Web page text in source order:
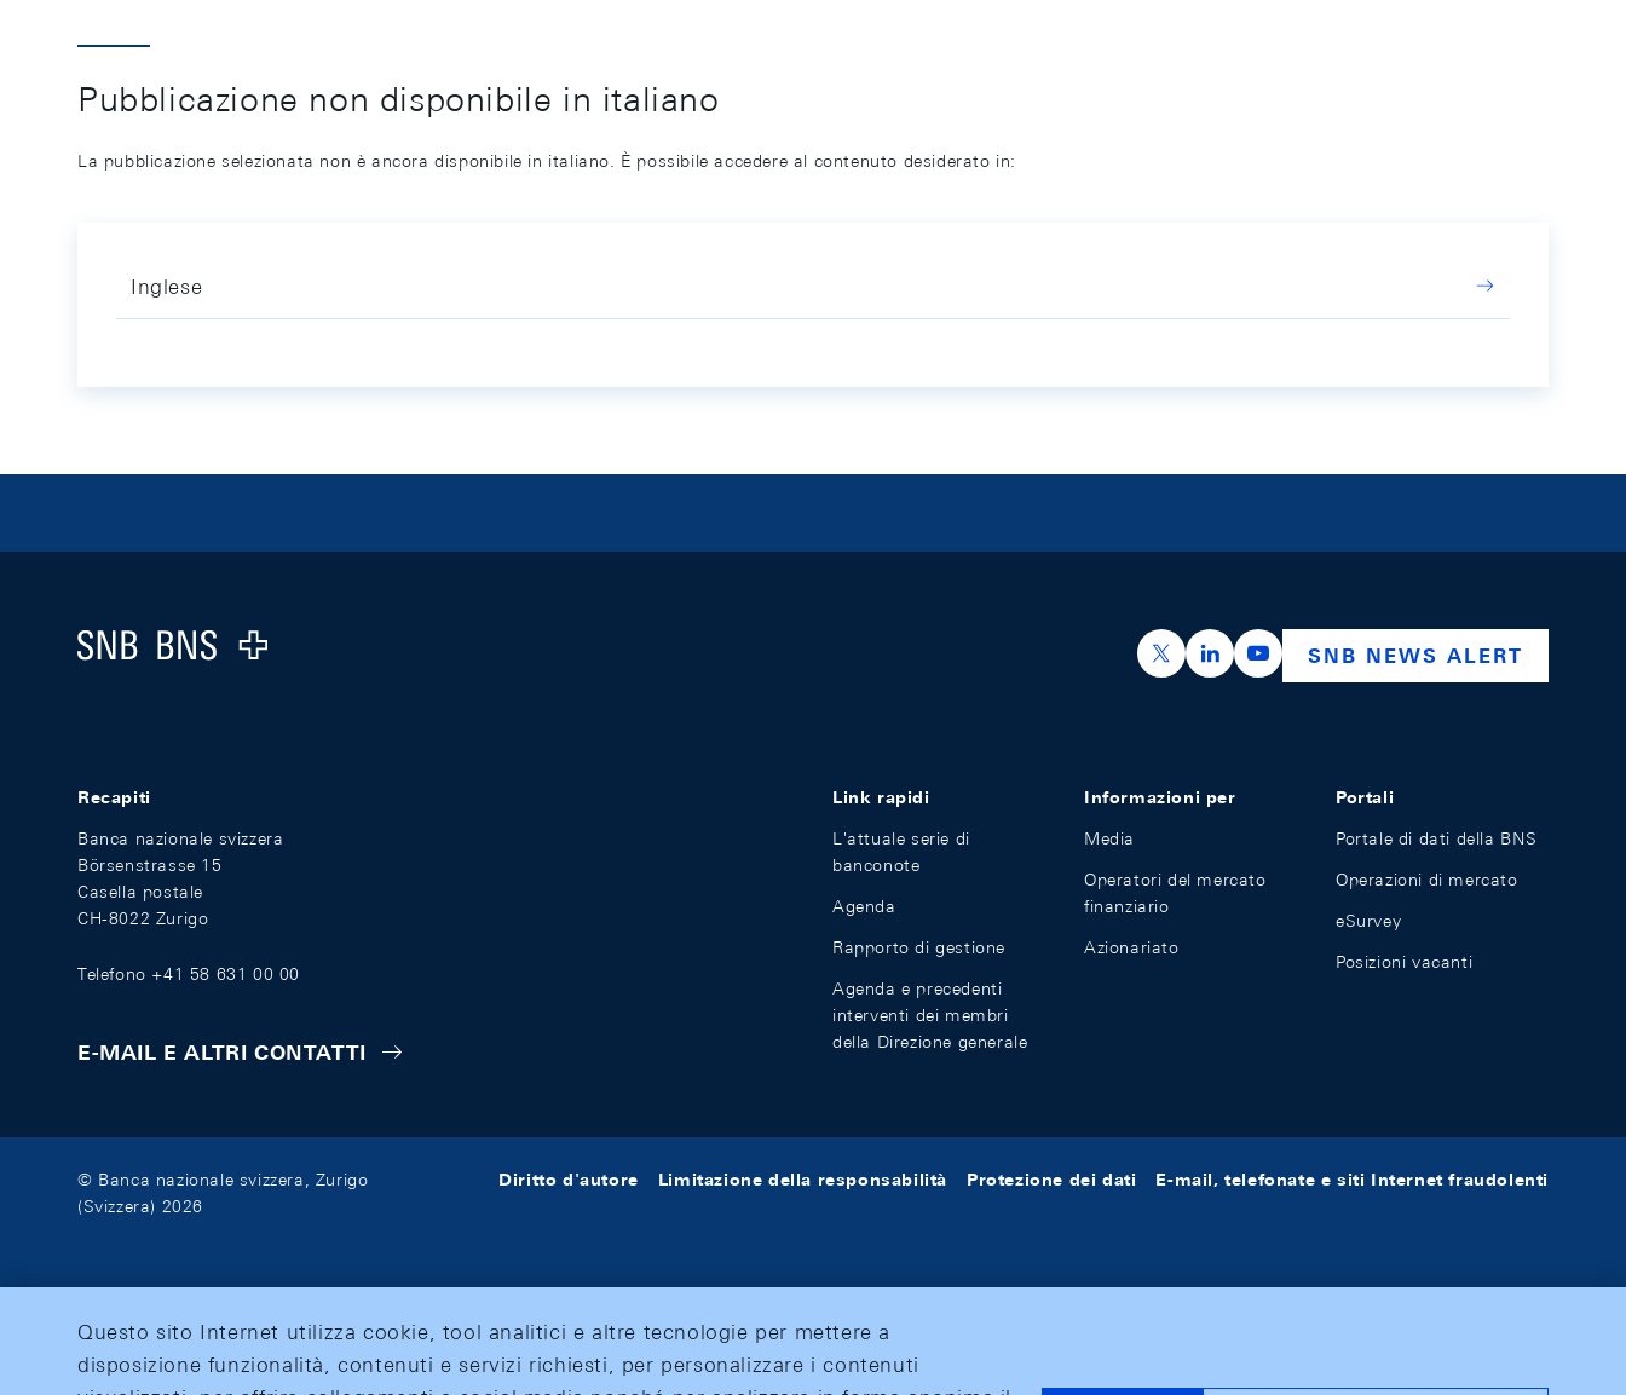
Pubblicazione non disponibile in italiano
La pubblicazione selezionata non è ancora disponibile in italiano. È possibile accedere al contenuto desiderato in:
Inglese
Logo
https://x.com/snb_bns
https://ch.linkedin.com/company/swiss-
https://www.youtube.com/
SNB NEWS ALERT
Recapiti
Banca nazionale svizzera
Börsenstrasse 15
Casella postale
CH-8022 Zurigo
Telefono +41 58 631 00 00
E-MAIL E ALTRI CONTATTI
Link rapidi
L'attuale serie di
banconote
Agenda
Rapporto di gestione
Agenda e precedenti
interventi dei membri
della Direzione generale
Informazioni per
Media
Operatori del mercato
finanziario
Azionariato
Portali
Portale di dati della BNS
Operazioni di mercato
eSurvey
Posizioni vacanti
© Banca nazionale svizzera, Zurigo
(Svizzera) 2026
Diritto d'autore Limitazione della responsabilità Protezione dei dati E-mail, telefonate e siti Internet fraudolenti
Questo sito Internet utilizza cookie, tool analitici e altre tecnologie per mettere a
disposizione funzionalità, contenuti e servizi richiesti, per personalizzare i contenuti